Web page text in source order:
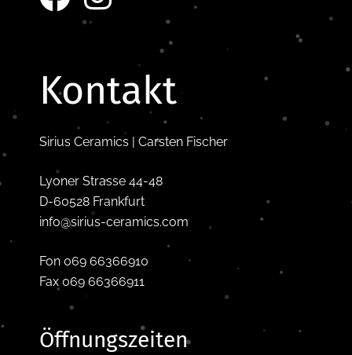
Kontakt
Sirius Ceramics | Carsten Fischer
Lyoner Strasse 44-48
D-60528 Frankfurt
info@sirius-ceramics.com
Fon 069 66366910
Fax 069 66366911
Öffnungszeiten